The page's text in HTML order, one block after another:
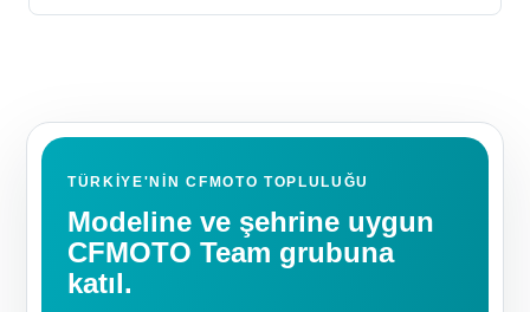
TÜRKIYE'NIN CFMOTO TOPLULUĞU
Modeline ve şehrine uygun
CFMOTO Team grubuna
katıl.